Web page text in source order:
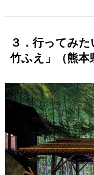
３．行ってみ
竹ふえ」（熊本